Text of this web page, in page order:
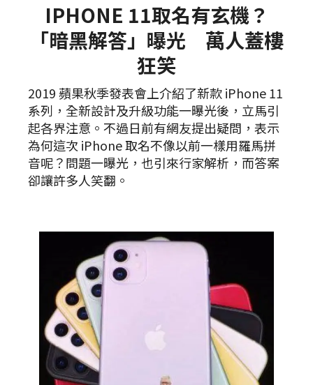
IPHONE 11取名有玄機？
「暗黑解答」曝光 萬人蓋樓
狂笑
2019 蘋果秋季發表會上介紹了新款 iPhone 11
系列，全新設計及升級功能一曝光後，立馬引
起各界注意。不過日前有網友提出疑問，表示
為何這次 iPhone 取名不像以前一樣用羅馬拼
音呢？問題一曝光，也引來行家解析，而答案
卻讓許多人笑翻。